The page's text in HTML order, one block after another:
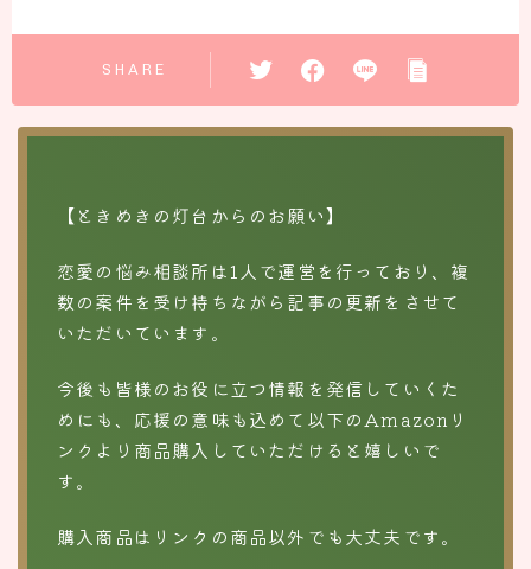
SHARE
【ときめきの灯台からのお願い】
恋愛の悩み相談所は1人で運営を行っており、複
数の案件を受け持ちながら記事の更新をさせて
いただいています。
今後も皆様のお役に立つ情報を発信していくた
めにも、応援の意味も込めて以下のAmazonリ
ンクより商品購入していただけると嬉しいで
す。
購入商品はリンクの商品以外でも大丈夫です。